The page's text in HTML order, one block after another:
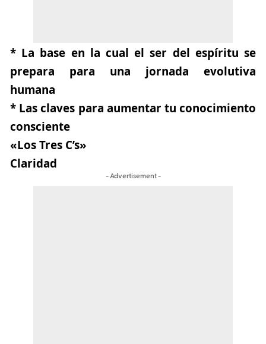
* La base en la cual el ser del espíritu se
prepara para una jornada evolutiva
humana
* Las claves para aumentar tu conocimiento
consciente
«Los Tres C’s»
Claridad
- Advertisement -